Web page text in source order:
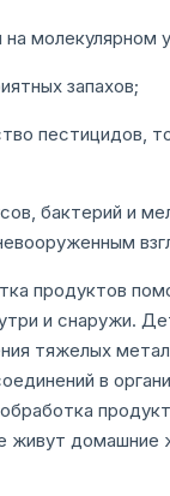
молекулярном
запахов;
пестицидов,
бактерий и
продуктов
и снаружи.
тяжелых
в
живут домашние